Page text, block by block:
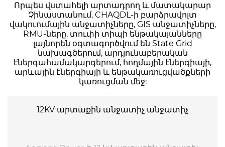
Որպես վստահելի արտադրող և մատակարար
Չինաստանում, CHAQDL-ի բարձրավոլտ
վակուումային անջատիչները, GIS անջատիչները,
RMU-ները, տուփի տիպի ենթակայանները
լայնորեն օգտագործվում են State Grid
նախագծերում, արդյունաբերական
էներգահամակարգերում, հողմային էներգիայի,
արևային էներգիայի և ենթակառուցվածքների
կառուցման մեջ:
12KV արտաքին անջատիչ անջատիչ